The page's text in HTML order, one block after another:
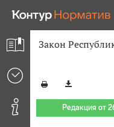
Закон
Редакция от